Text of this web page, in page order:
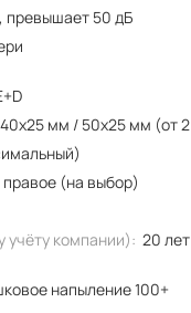
превышает 50 дБ
мм / 50x25 мм (от
(на выбор)
учёту компании): 20 лет
напыление 100+